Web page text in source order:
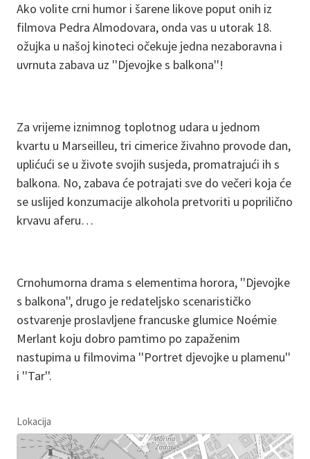
Ako volite crni humor i šarene likove poput onih iz
filmova Pedra Almodovara, onda vas u utorak 18.
ožujka u našoj kinoteci očekuje jedna nezaboravna i
uvrnuta zabava uz ''Djevojke s balkona''!
Za vrijeme iznimnog toplotnog udara u jednom
kvartu u Marseilleu, tri cimerice živahno provode dan,
uplićući se u živote svojih susjeda, promatrajući ih s
balkona. No, zabava će potrajati sve do večeri koja će
se uslijed konzumacije alkohola pretvoriti u poprilično
krvavu aferu…
Crnohumorna drama s elementima horora, ''Djevojke
s balkona'', drugo je redateljsko scenarističko
ostvarenje proslavljene francuske glumice Noémie
Merlant koju dobro pamtimo po zapaženim
nastupima u filmovima ''Portret djevojke u plamenu''
i ''Tar''.
Lokacija